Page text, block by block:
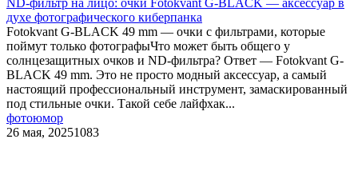
духе фотографического киберпанка
Fotokvant G-BLACK 49 mm — очки с фильтрами, которые
поймут только фотографыЧто может быть общего у
солнцезащитных очков и ND-фильтра? Ответ — Fotokvant G-
BLACK 49 mm. Это не просто модный аксессуар, а самый
настоящий профессиональный инструмент, замаскированный
под стильные очки. Такой себе лайфхак...
фотоюмор
26 мая, 20251083